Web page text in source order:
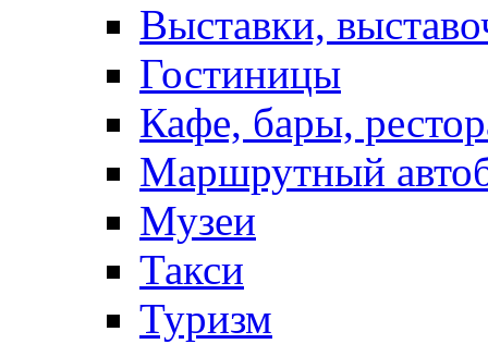
Выставки,
Гостиницы
Кафе, бары,
Маршрутный
Музеи
Такси
Туризм